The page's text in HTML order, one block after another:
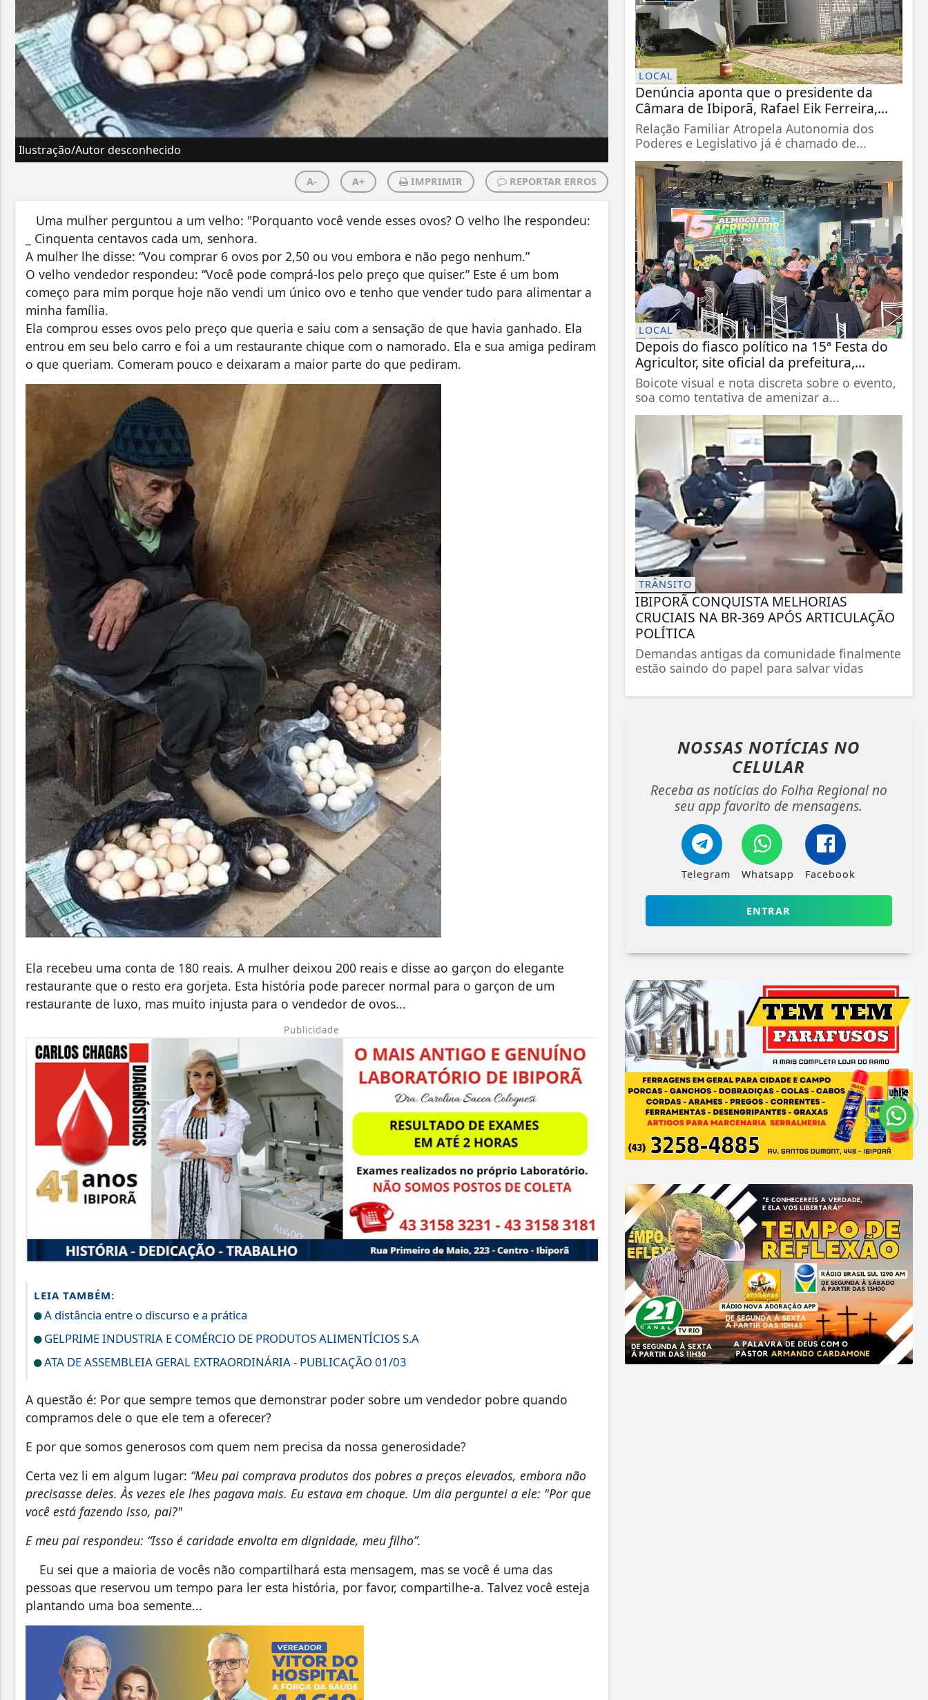
Ilustração/Autor desconhecido
A- A+ IMPRIMIR REPORTAR ERROS
Uma mulher perguntou a um velho: "Porquanto você vende esses ovos? O velho lhe respondeu:
_ Cinquenta centavos cada um, senhora.
A mulher lhe disse: “Vou comprar 6 ovos por 2,50 ou vou embora e não pego nenhum.”
O velho vendedor respondeu: “Você pode comprá-los pelo preço que quiser.” Este é um bom
começo para mim porque hoje não vendi um único ovo e tenho que vender tudo para alimentar a
minha família.
Ela comprou esses ovos pelo preço que queria e saiu com a sensação de que havia ganhado. Ela
entrou em seu belo carro e foi a um restaurante chique com o namorado. Ela e sua amiga pediram
o que queriam. Comeram pouco e deixaram a maior parte do que pediram.
Ela recebeu uma conta de 180 reais. A mulher deixou 200 reais e disse ao garçon do elegante
restaurante que o resto era gorjeta. Esta história pode parecer normal para o garçon de um
restaurante de luxo, mas muito injusta para o vendedor de ovos...
Publicidade
LEIA TAMBÉM:
A distância entre o discurso e a prática
GELPRIME INDUSTRIA E COMÉRCIO DE PRODUTOS ALIMENTÍCIOS S.A
ATA DE ASSEMBLEIA GERAL EXTRAORDINÁRIA - PUBLICAÇÃO 01/03
A questão é: Por que sempre temos que demonstrar poder sobre um vendedor pobre quando
compramos dele o que ele tem a oferecer?
E por que somos generosos com quem nem precisa da nossa generosidade?
Certa vez li em algum lugar: “Meu pai comprava produtos dos pobres a preços elevados, embora não
precisasse deles. Às vezes ele lhes pagava mais. Eu estava em choque. Um dia perguntei a ele: "Por que
você está fazendo isso, pai?"
E meu pai respondeu: “Isso é caridade envolta em dignidade, meu filho”.
Eu sei que a maioria de vocês não compartilhará esta mensagem, mas se você é uma das
pessoas que reservou um tempo para ler esta história, por favor, compartilhe-a. Talvez você esteja
plantando uma boa semente...
LOCAL
Denúncia aponta que o presidente da
Câmara de Ibiporã, Rafael Eik Ferreira,...
Relação Familiar Atropela Autonomia dos
Poderes e Legislativo já é chamado de...
LOCAL
Depois do fiasco político na 15ª Festa do
Agricultor, site oficial da prefeitura,...
Boicote visual e nota discreta sobre o evento,
soa como tentativa de amenizar a...
TRÂNSITO
IBIPORÃ CONQUISTA MELHORIAS
CRUCIAIS NA BR-369 APÓS ARTICULAÇÃO
POLÍTICA
Demandas antigas da comunidade finalmente
estão saindo do papel para salvar vidas
NOSSAS NOTÍCIAS NO
CELULAR
Receba as notícias do Folha Regional no
seu app favorito de mensagens.
Telegram Whatsapp Facebook
ENTRAR